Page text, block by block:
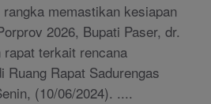
memastikan kesiapan
2026, Bupati Paser, dr.
rapat terkait rencana
Ruang Rapat Sadurengas
(10/06/2024). ....